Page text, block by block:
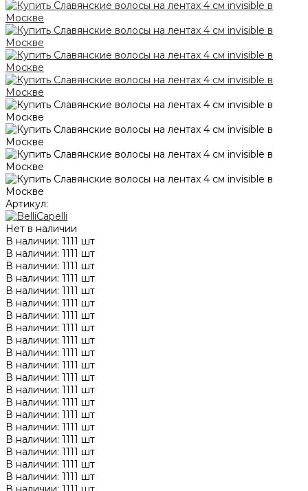
Артикул:
Нет в наличии
В наличии: 1111 шт
В наличии: 1111 шт
В наличии: 1111 шт
В наличии: 1111 шт
В наличии: 1111 шт
В наличии: 1111 шт
В наличии: 1111 шт
В наличии: 1111 шт
В наличии: 1111 шт
В наличии: 1111 шт
В наличии: 1111 шт
В наличии: 1111 шт
В наличии: 1111 шт
В наличии: 1111 шт
В наличии: 1111 шт
В наличии: 1111 шт
В наличии: 1111 шт
В наличии: 1111 шт
В наличии: 1111 шт
В наличии: 1111 шт